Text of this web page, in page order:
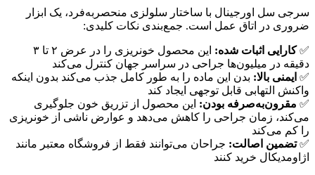
سرجی سل اورجینال با ساختار سلولزی منحصربه‌فرد، یک ابزار
ضروری در اتاق عمل است. جمع‌بندی نکات کلیدی:
✅کارایی اثبات شده:
این محصول خونریزی را در عرض ۲ تا ۳
دقیقه در میلیون‌ها جراحی در سراسر جهان کنترل می‌کند
✅ ایمنی بالا: بدن این ماده را به طور کامل جذب می‌کند بدون اینکه
واکنش التهابی قابل توجهی ایجاد کند
✅ مقرون‌به‌صرفه بودن: این محصول از تزریق خون جلوگیری
می‌کند، زمان جراحی را کاهش می‌دهد و عوارض ناشی از خونریزی
را کم می‌کند
✅تضمین اصالت: جراحان می‌توانند فقط از فروشگاه معتبر مانند
اژاومدیکال خرید کنند